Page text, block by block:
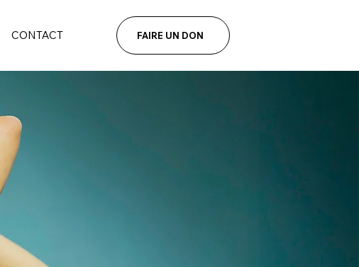
CONTACT FAIRE UN DON